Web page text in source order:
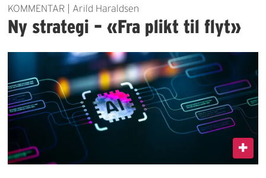
KOMMENTAR | Arild Haraldsen
Ny strategi – «Fra plikt til flyt»